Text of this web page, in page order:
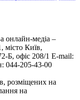
онлайн-медіа –
місто Київ,
офіс 208/1 E-mail:
044-205-43-00
розміщених на
на